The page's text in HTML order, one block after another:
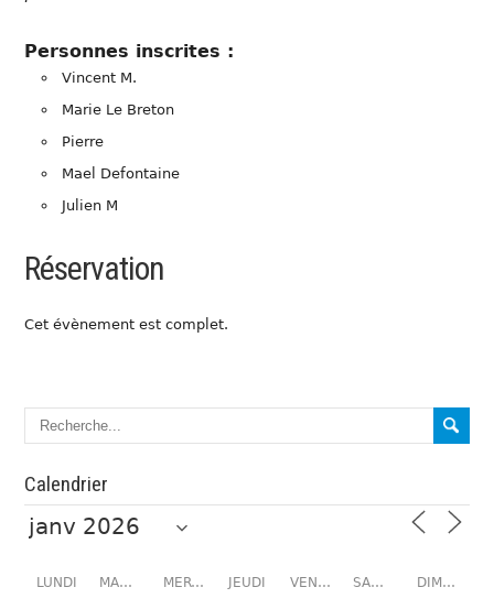
Personnes inscrites :
Vincent M.
Marie Le Breton
Pierre
Mael Defontaine
Julien M
Réservation
Cet évènement est complet.
Calendrier
LUNDI MARDI MERCREDI JEUDI VENDREDI SAMEDI DIMANCHE